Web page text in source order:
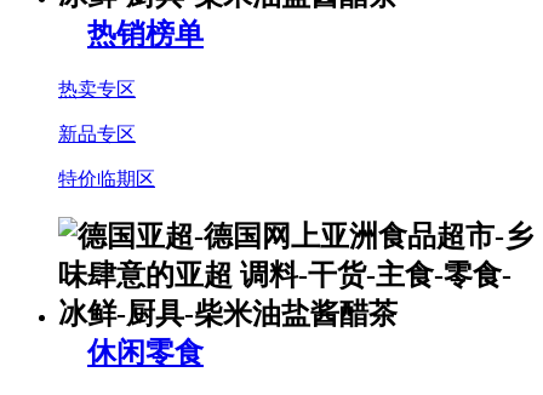
热销榜单
热卖专区
新品专区
特价临期区
休闲零食